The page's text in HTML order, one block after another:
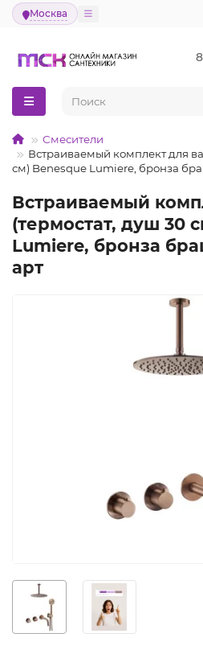
Москва
Смесители
Встраиваемый комплект для
см) Benesque Lumiere, бронза
Встраиваемый
(термостат, душ 30
Lumiere, бронза
арт